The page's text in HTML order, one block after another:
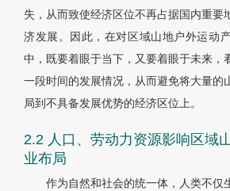
失，从而致使经济区位不再占据国内重要
济发展。因此，在对区域山地户外运动
中，既要着眼于当下，又要着眼于未来，
一段时间的发展情况，从而避免将大量的
局到不具备发展优势的经济区位上。
2.2 人口、劳动力资源影响区域
业布局
作为自然和社会的统一体，人类不仅